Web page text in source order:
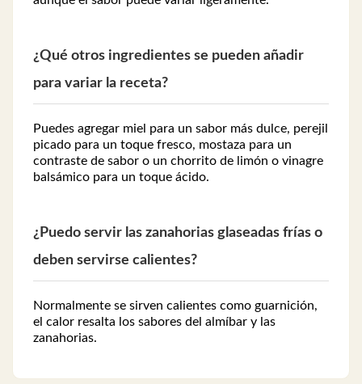
¿Qué otros ingredientes se pueden añadir
para variar la receta?
Puedes agregar miel para un sabor más dulce, perejil
picado para un toque fresco, mostaza para un
contraste de sabor o un chorrito de limón o vinagre
balsámico para un toque ácido.
¿Puedo servir las zanahorias glaseadas frías o
deben servirse calientes?
Normalmente se sirven calientes como guarnición,
el calor resalta los sabores del almíbar y las
zanahorias.